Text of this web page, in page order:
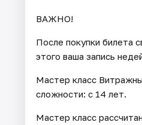
ВАЖНО!
После покупки билета
этого ваша запись
Мастер класс
сложности: с 14 лет.
Мастер класс